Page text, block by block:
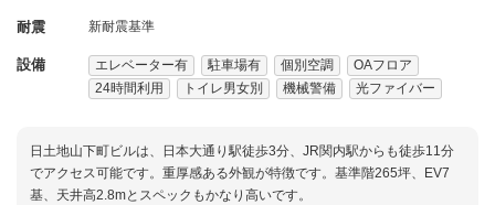
耐震 新耐震基準
設備 エレベーター有 駐車場有 個別空調
OAフロア
24時間利用
トイレ男女別 機械警備 光ファイバー
日土地山下町ビルは、日本大通り駅徒歩3分、JR関内駅からも徒歩11分
でアクセス可能です。重厚感ある外観が特徴です。基準階265坪、EV7
基、天井高2.8mとスペックもかなり高いです。